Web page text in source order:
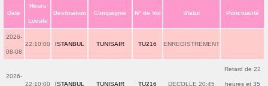
Date
Heure
Locale
Destination Compagnie N° de Vol Statut Ponctualité
2026-
08-08
22:10:00 ISTANBUL TUNISAIR TU216 ENREGISTREMENT
2026-
22:10:00 ISTANBUL TUNISAIR TU216 DECOLLE 20:45
Retard de 22
heures et 35